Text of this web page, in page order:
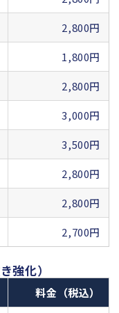
2,800円
1,800円
2,800円
3,000円
3,500円
2,800円
2,800円
2,700円
強化）
料金（税込）